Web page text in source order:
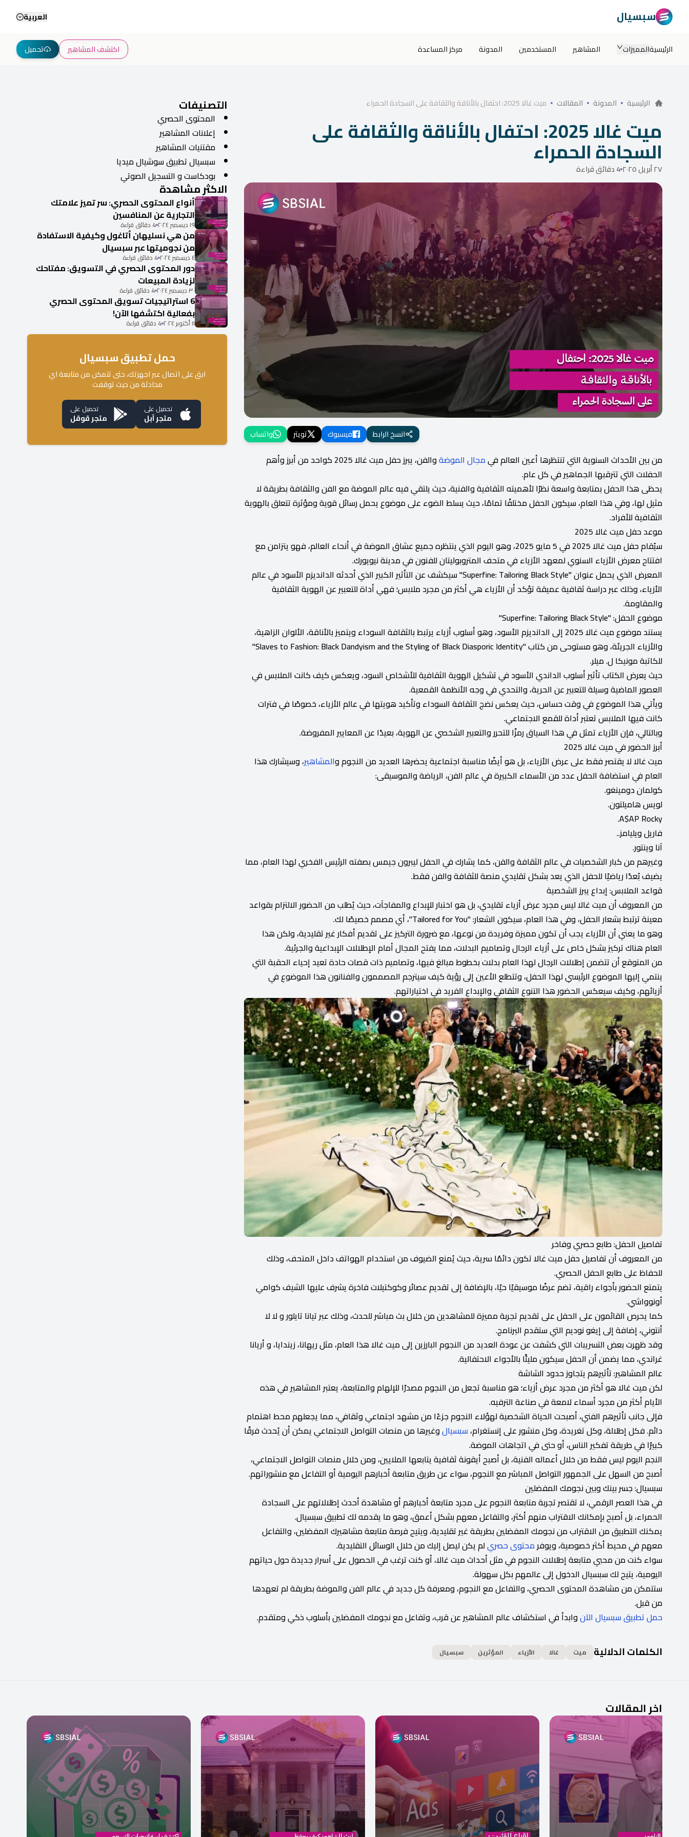
سبسيال العربية
الرئيسيةالمميزات المشاهير المستخدمين المدونة مركز المساعدة اكتشف المشاهير تحميل
الرئيسية المدونة المقالات ميت غالا 2025: احتفال بالأناقة والثقافة على السجادة الحمراء
ميت غالا 2025: احتفال بالأناقة والثقافة على
السجادة الحمراء
٢٧ أبريل ٢٠٢٥ 4 دقائق قراءة
انسخ الرابط فيسبوك تويتر واتساب
من بين الأحداث السنوية التي تنتظرها أعين العالم فيمجال الموضة
والفن، يبرز حفل ميت غالا 2025 كواحد من أبرز وأهم
الحفلات التي تترقبها الجماهير في كل عام.
يحظى هذا الحفل بمتابعة واسعة نظرًا لأهميته الثقافية والفنية، حيث يلتقي فيه عالم الموضة مع الفن والثقافة بطريقة لا
مثيل لها، وفي هذا العام، سيكون الحفل مختلفًا تمامًا، حيث يسلط الضوء على موضوع يحمل رسائل قوية ومؤثرة تتعلق بالهوية
الثقافية للأفراد.
موعد حفل ميت غالا 2025
سيُقام حفل ميت غالا 2025 في 5 مايو 2025، وهو اليوم الذي ينتظره جميع عشاق الموضة في أنحاء العالم، فهو يتزامن مع
افتتاح معرض الأزياء السنوي لمعهد الأزياء في متحف المتروبوليتان للفنون في مدينة نيويورك.
المعرض الذي يحمل عنوان "Superfine: Tailoring Black Style" سيكشف عن التأثير الكبير الذي أحدثه الدانديزم الأسود في عالم
الأزياء، وذلك عبر دراسة ثقافية عميقة تؤكد أن الأزياء هي أكثر من مجرد ملابس؛ فهي أداة للتعبير عن الهوية الثقافية
والمقاومة.
موضوع الحفل: "Superfine: Tailoring Black Style"
يستند موضوع ميت غالا 2025 إلى الدانديزم الأسود، وهو أسلوب أزياء يرتبط بالثقافة السوداء ويتميز بالأناقة، الألوان الزاهية،
والأزياء الجريئة، وهو مستوحى من كتاب "Slaves to Fashion: Black Dandyism and the Styling of Black Diasporic Identity"
للكاتبة مونيكا ل. ميلر.
حيث يعرض الكتاب تأثير أسلوب الداندي الأسود في تشكيل الهوية الثقافية للأشخاص السود، ويعكس كيف كانت الملابس في
العصور الماضية وسيلة للتعبير عن الحرية، والتحدي في وجه الأنظمة القمعية.
ويأتي هذا الموضوع في وقت حساس، حيث يعكس نضج الثقافة السوداء وتأكيد هويتها في عالم الأزياء، خصوصًا في فترات
كانت فيها الملابس تعتبر أداة للقمع الاجتماعي.
وبالتالي، فإن الأزياء تمثل في هذا السياق رمزًا للتحرر والتعبير الشخصي عن الهوية، بعيدًا عن المعايير المفروضة.
أبرز الحضور في ميت غالا 2025
ميت غالا لا يقتصر فقط على عرض الأزياء، بل هو أيضًا مناسبة اجتماعية يحضرها العديد من النجوم والمشاهير، وسيشارك هذا
العام في استضافة الحفل عدد من الأسماء الكبيرة في عالم الفن، الرياضة والموسيقى:
كولمان دومينغو.
لويس هاميلتون.
A$AP Rocky.
فاريل ويليامز..
آنا وينتور.
وغيرهم من كبار الشخصيات في عالم الثقافة والفن، كما يشارك في الحفل ليبرون جيمس بصفته الرئيس الفخري لهذا العام، مما
يضيف بُعدًا رياضيًا للحفل الذي يعد بشكل تقليدي منصة للثقافة والفن فقط.
قواعد الملابس: إبداع يبرز الشخصية
من المعروف أن ميت غالا ليس مجرد عرض أزياء تقليدي، بل هو اختبار للإبداع والمفاجآت، حيث يُطلب من الحضور الالتزام بقواعد
معينة ترتبط بشعار الحفل، وفي هذا العام، سيكون الشعار: "Tailored for You"، أي مصمم خصيصًا لك.
وهو ما يعني أن الأزياء يجب أن تكون مميزة وفريدة من نوعها، مع ضرورة التركيز على تقديم أفكار غير تقليدية، ولكن هذا
العام هناك تركيز بشكل خاص على أزياء الرجال وتصاميم البدلات، مما يفتح المجال أمام الإطلالات الإبداعية والجرئية.
من المتوقع أن تتضمن إطلالات الرجال لهذا العام بدلات بخطوط مبالغ فيها، وتصاميم ذات قصات حادة تعيد إحياء الحقبة التي
ينتمي إليها الموضوع الرئيسي لهذا الحفل، وتتطلع الأعين إلى رؤية كيف سيترجم المصممون والفنانون هذا الموضوع في
أزيائهم، وكيف سيعكس الحضور هذا التنوع الثقافي والإبداع الفريد في اختياراتهم.
تفاصيل الحفل: طابع حصري وفاخر
من المعروف أن تفاصيل حفل ميت غالا تكون دائمًا سرية، حيث يُمنع الضيوف من استخدام الهواتف داخل المتحف، وذلك
للحفاظ على طابع الحفل الحصري.
يتمتع الحضور بأجواء راقية، تضم عرضًا موسيقيًا حيًا، بالإضافة إلى تقديم عصائر وكوكتيلات فاخرة يشرف عليها الشيف كوامي
أونوواشي.
كما يحرص القائمون على الحفل على تقديم تجربة مميزة للمشاهدين من خلال بث مباشر للحدث، وذلك عبر تيانا تايلور و لا لا
أنتوني، إضافة إلى إيغو نوديم التي ستقدم البرنامج.
وقد ظهرت بعض التسريبات التي كشفت عن عودة العديد من النجوم البارزين إلى ميت غالا هذا العام، مثل ريهانا، زيندايا، و أريانا
غراندي، مما يضمن أن الحفل سيكون مليئًا بالأجواء الاحتفالية.
عالم المشاهير: تأثيرهم يتجاوز حدود الشاشة
لكن ميت غالا هو أكثر من مجرد عرض أزياء؛ هو مناسبة تجعل من النجوم مصدرًا للإلهام والمتابعة، يعتبر المشاهير في هذه
الأيام أكثر من مجرد أسماء لامعة في صناعة الترفيه.
فإلى جانب تأثيرهم الفني، أصبحت الحياة الشخصية لهؤلاء النجوم جزءًا من مشهد اجتماعي وثقافي، مما يجعلهم محط اهتمام
دائم. فكل إطلالة، وكل تغريدة، وكل منشور على إنستغرام،سبسيالوغيرها من منصات التواصل الاجتماعي يمكن أن يُحدث فرقًا
كبيرًا في طريقة تفكير الناس، أو حتى في اتجاهات الموضة.
النجم اليوم ليس فقط من خلال أعماله الفنية، بل أصبح أيقونة ثقافية يتابعها الملايين، ومن خلال منصات التواصل الاجتماعي،
أصبح من السهل على الجمهور التواصل المباشر مع النجوم، سواء عن طريق متابعة أخبارهم اليومية أو التفاعل مع منشوراتهم.
سبسيال: جسر بينك وبين نجومك المفضلين
في هذا العصر الرقمي، لا تقتصر تجربة متابعة النجوم على مجرد متابعة أخبارهم أو مشاهدة أحدث إطلالاتهم على السجادة
الحمراء، بل أصبح بإمكانك الاقتراب منهم أكثر، والتفاعل معهم بشكل أعمق، وهو ما يقدمه لك تطبيق سبسيال.
يمكنك التطبيق من الاقتراب من نجومك المفضلين بطريقة غير تقليدية، ويتيح فرصة متابعة مشاهيرك المفضلين، والتفاعل
معهم في محيط أكثر خصوصية، ويوفرمحتوى حصريلم يكن ليصل إليك من خلال الوسائل التقليدية.
سواء كنت من محبي متابعة إطلالات النجوم في مثل أحداث ميت غالا، أو كنت ترغب في الحصول على أسرار جديدة حول حياتهم
اليومية، يتيح لك سبسيال الدخول إلى عالمهم بكل سهولة.
ستتمكن من مشاهدة المحتوى الحصري، والتفاعل مع النجوم، ومعرفة كل جديد في عالم الفن والموضة بطريقة لم تعهدها
من قبل.
حمل تطبيق سبسيال الآنوابدأ في استكشاف عالم المشاهير عن قرب، وتفاعل مع نجومك المفضلين بأسلوب ذكي ومتقدم.
الكلمات الدلالية ميت غالا الأزياء المؤثرين سبسيال
التصنيفات
المحتوى الحصري
إعلانات المشاهير
مقتنيات المشاهير
سبسيال تطبيق سوشيال ميديا
بودكاست و التسجيل الصوتي
الاكثر مشاهدة
أنواع المحتوى الحصري: سر تميز علامتك
التجارية عن المنافسين
١٩ ديسمبر ٢٠٢٤ 4 دقائق قراءة
من هي نسليهان أتاغول وكيفية الاستفادة
من نجوميتها عبر سبسيال
٤ ديسمبر ٢٠٢٤ 4 دقائق قراءة
دور المحتوى الحصري في التسويق: مفتاحك
لزيادة المبيعات
٣٠ ديسمبر ٢٠٢٤ 4 دقائق قراءة
6 استراتيجيات تسويق المحتوى الحصري
بفعالية اكتشفها الآن!
١١ أكتوبر ٢٠٢٤ 4 دقائق قراءة
حمل تطبيق سبسيال
ابق على اتصال عبر اجهزتك، حتى تتمكن من متابعة اي
محادثة من حيث توقفت
تحميل على
متجر آبل
تحميل على
متجر قوقل
اخر المقالات